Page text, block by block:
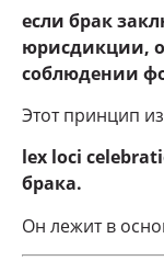
если брак
юрисдикции,
соблюдении
Этот принцип
lex loci
брака.
Он лежит в